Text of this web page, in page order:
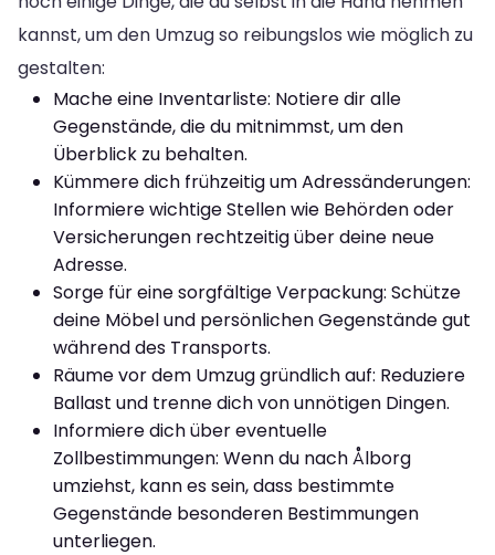
kannst, um den Umzug so reibungslos wie möglich zu
gestalten:
Mache eine Inventarliste: Notiere dir alle
Gegenstände, die du mitnimmst, um den
Überblick zu behalten.
Kümmere dich frühzeitig um Adressänderungen:
Informiere wichtige Stellen wie Behörden oder
Versicherungen rechtzeitig über deine neue
Adresse.
Sorge für eine sorgfältige Verpackung: Schütze
deine Möbel und persönlichen Gegenstände gut
während des Transports.
Räume vor dem Umzug gründlich auf: Reduziere
Ballast und trenne dich von unnötigen Dingen.
Informiere dich über eventuelle
Zollbestimmungen: Wenn du nach Ålborg
umziehst, kann es sein, dass bestimmte
Gegenstände besonderen Bestimmungen
unterliegen.